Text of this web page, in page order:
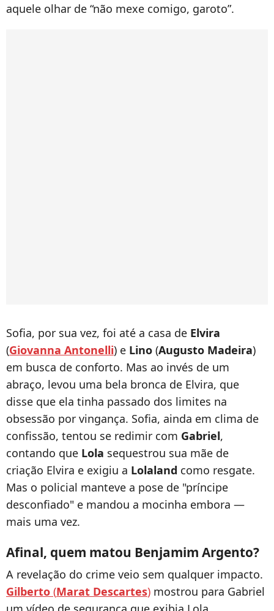
aquele olhar de “não mexe comigo, garoto”.
Sofia, por sua vez, foi até a casa de Elvira
(Giovanna Antonelli) e Lino (Augusto Madeira)
em busca de conforto. Mas ao invés de um
abraço, levou uma bela bronca de Elvira, que
disse que ela tinha passado dos limites na
obsessão por vingança. Sofia, ainda em clima de
confissão, tentou se redimir com Gabriel,
contando que Lola sequestrou sua mãe de
criação Elvira e exigiu a Lolaland como resgate.
Mas o policial manteve a pose de "príncipe
desconfiado" e mandou a mocinha embora —
mais uma vez.
Afinal, quem matou Benjamim Argento?
A revelação do crime veio sem qualquer impacto.
Gilberto (Marat Descartes) mostrou para Gabriel